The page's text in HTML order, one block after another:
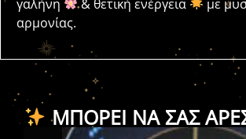
γαλήνη
& θετική ενέργεια
με
αρμονίας.
ΜΠΟΡΕΊ ΝΑ ΣΑΣ